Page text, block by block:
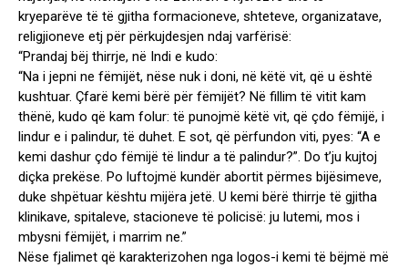
kryeparëve të të gjitha formacioneve, shteteve, organizatave,
religjioneve etj për përkujdesjen ndaj varfërisë:
“Prandaj bëj thirrje, në Indi e kudo:
“Na i jepni ne fëmijët, nëse nuk i doni, në këtë vit, që u është
kushtuar. Çfarë kemi bërë për fëmijët? Në fillim të vitit kam
thënë, kudo që kam folur: të punojmë këtë vit, që çdo fëmijë, i
lindur e i palindur, të duhet. E sot, që përfundon viti, pyes: “A e
kemi dashur çdo fëmijë të lindur a të palindur?”. Do t’ju kujtoj
diçka prekëse. Po luftojmë kundër abortit përmes bijësimeve,
duke shpëtuar kështu mijëra jetë. U kemi bërë thirrje të gjitha
klinikave, spitaleve, stacioneve të policisë: ju lutemi, mos i
mbysni fëmijët, i marrim ne.”
Nëse fjalimet që karakterizohen nga logos-i kemi të bëjmë më